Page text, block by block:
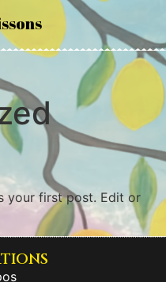
your first post. Edit or